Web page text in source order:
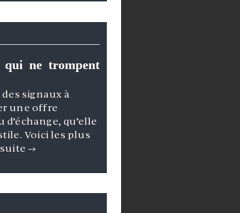
qui ne trompent
signaux à
une offre
qu’elle
Voici les plus
→